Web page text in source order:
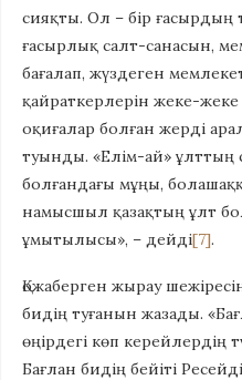
сияқты. Ол – бiр ғасырдың
ғасырлық салт-санасын,
бағалап, жүздеген
қайраткерлерiн жеке-
оқиғалар болған жердi
туынды. «Елiм-ай» ұлттың
болғандағы мұңы,
намысшыл қазақтың ұлт
ұмытылысы», – дейдi[7].
Қожаберген жырау
бидің туғанын жазады.
өңірдегі көп керейлердің
Бағлан бидің бейіті